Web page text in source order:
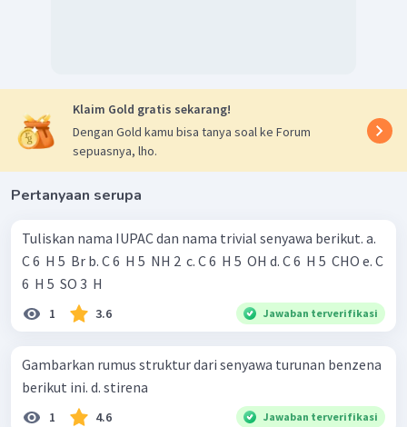
Klaim Gold gratis sekarang!
Dengan Gold kamu bisa tanya soal ke Forum
sepuasnya, lho.
Pertanyaan serupa
Tuliskan nama IUPAC dan nama trivial senyawa berikut. a.
C 6 ​ H 5 ​ Br b. C 6 ​ H 5 ​ NH 2 ​ c. C 6 ​ H 5 ​ OH d. C 6 ​ H 5 ​ CHO e. C
6 ​ H 5 ​ SO 3 ​ H
1 3.6 Jawaban terverifikasi
Gambarkan rumus struktur dari senyawa turunan benzena
berikut ini. d. stirena
1 4.6 Jawaban terverifikasi